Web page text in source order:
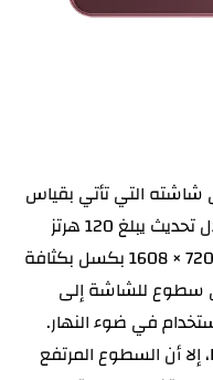
شاشته التي تأتي بقياس
6.68 بوصة من نوع IPS LCD مع معدل تحديث يبلغ 120 هرتز
لتجربة أكثر سلاسة. أما الدقة فهي 720 × 1608 بكسل بكثافة
سطوع للشاشة إلى
في ضوء النهار.
ورغم أن دقة الشاشة ليست Full HD، إلا أن السطوع المرتفع